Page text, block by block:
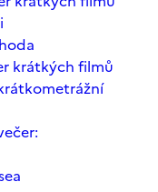
krátkých filmů